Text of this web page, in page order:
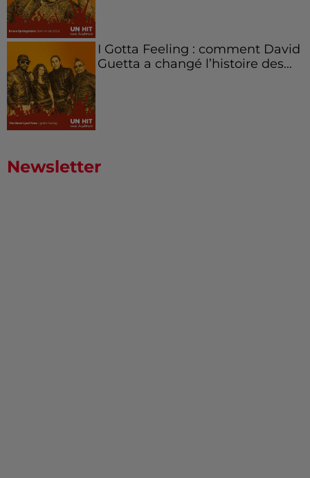
I Gotta Feeling : comment David
Guetta a changé l’histoire des...
Newsletter